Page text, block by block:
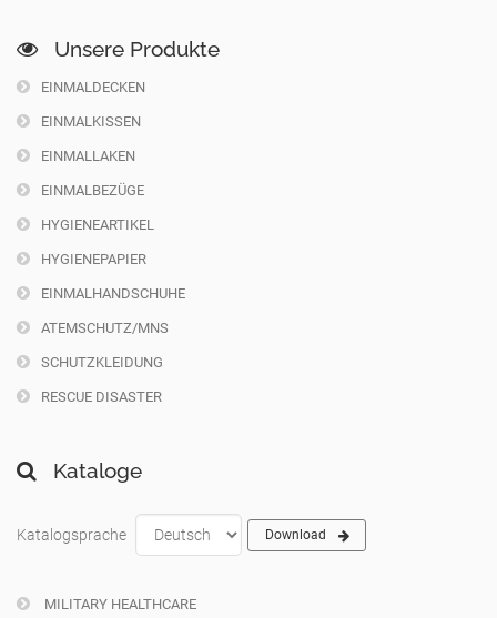
Unsere Produkte
EINMALDECKEN
EINMALKISSEN
EINMALLAKEN
EINMALBEZÜGE
HYGIENEARTIKEL
HYGIENEPAPIER
EINMALHANDSCHUHE
ATEMSCHUTZ/MNS
SCHUTZKLEIDUNG
RESCUE DISASTER
Kataloge
Katalogsprache Download
MILITARY HEALTHCARE